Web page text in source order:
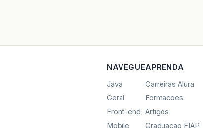
NAVEGUE
Java
Geral
Front-end
Mobile
APRENDA
Carreiras Alura
Formacoes
Artigos
Graduacao FIAP